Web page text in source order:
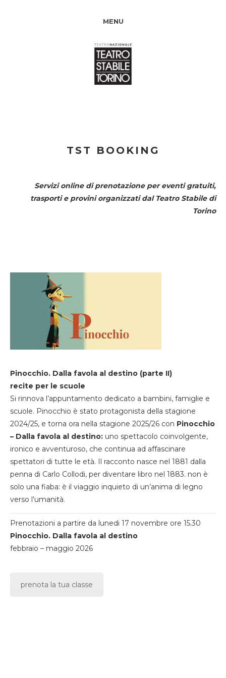
MENU
TST BOOKING
Servizi online di prenotazione per eventi gratuiti,
trasporti e provini organizzati dal Teatro Stabile di
Torino
Pinocchio. Dalla favola al destino (parte II)
recite per le scuole
Si rinnova l’appuntamento dedicato a bambini, famiglie e
scuole. Pinocchio è stato protagonista della stagione
2024/25, e torna ora nella stagione 2025/26 con Pinocchio
– Dalla favola al destino: uno spettacolo coinvolgente,
ironico e avventuroso, che continua ad affascinare
spettatori di tutte le età. Il racconto nasce nel 1881 dalla
penna di Carlo Collodi, per diventare libro nel 1883. non è
solo una fiaba: è il viaggio inquieto di un’anima di legno
verso l’umanità.
Prenotazioni a partire da lunedi 17 novembre ore 15.30
Pinocchio. Dalla favola al destino
febbraio – maggio 2026
prenota la tua classe